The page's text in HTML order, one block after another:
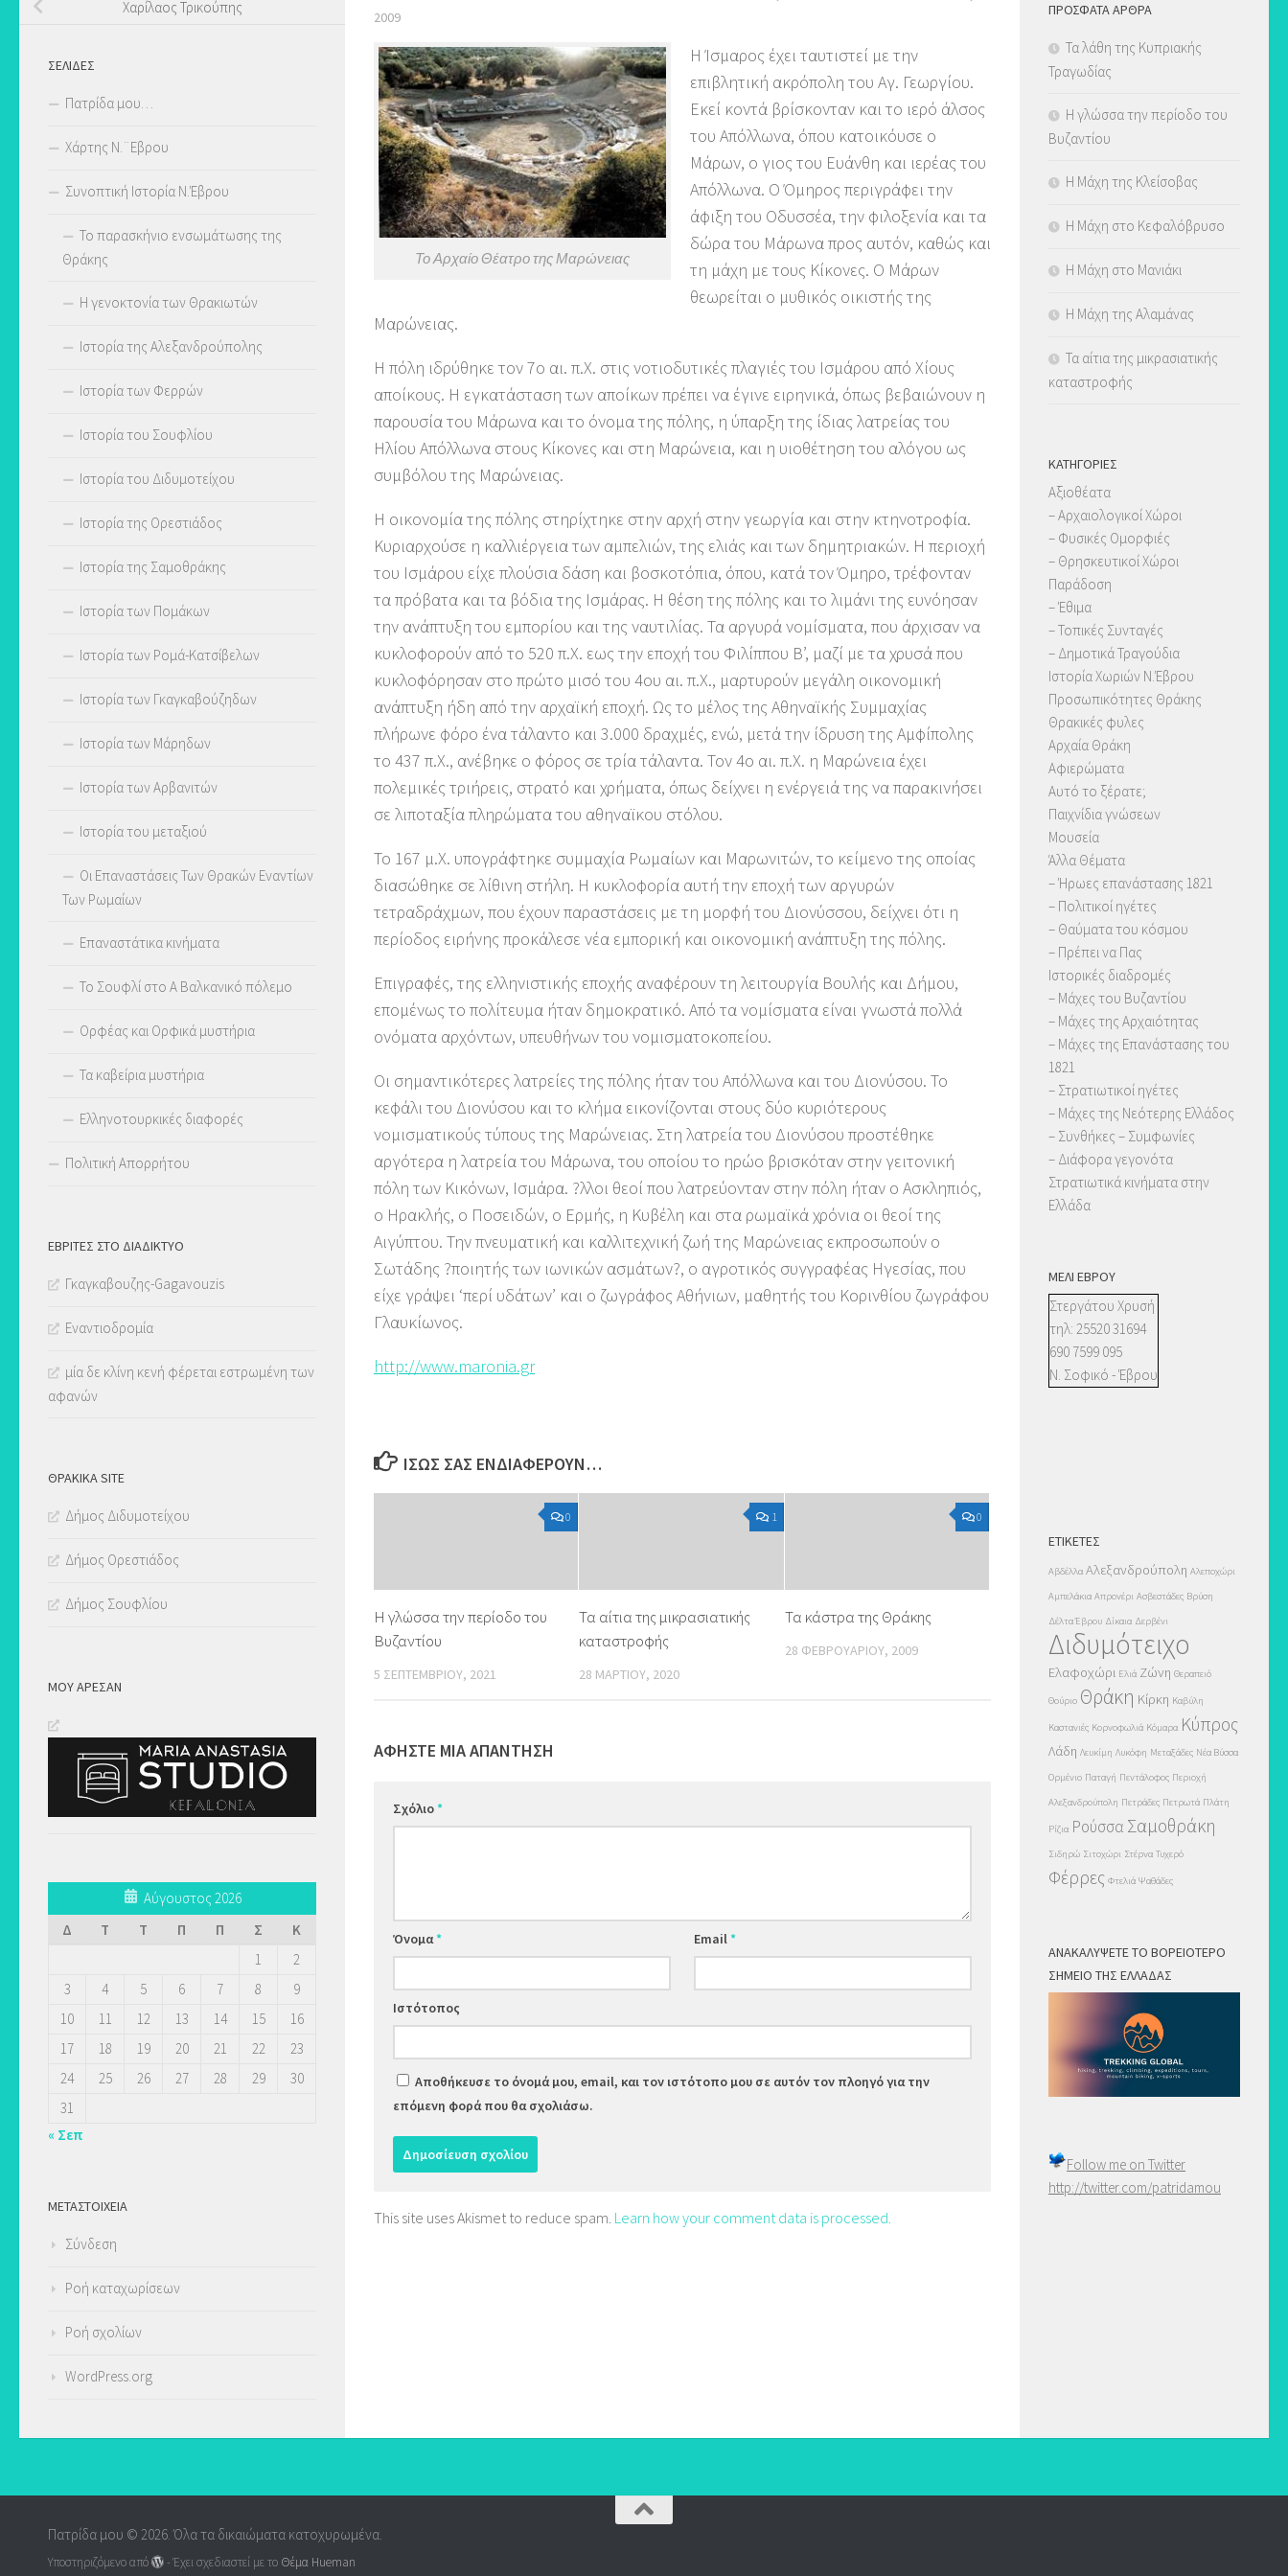
2009
Το Αρχαίο Θέατρο της Μαρώνειας
Η Ίσμαρος έχει ταυτιστεί με την
επιβλητική ακρόπολη του Αγ. Γεωργίου.
Εκεί κοντά βρίσκονταν και το ιερό άλσος
του Απόλλωνα, όπου κατοικόυσε ο
Μάρων, ο γιος του Ευάνθη και ιερέας του
Απόλλωνα. Ο Όμηρος περιγράφει την
άφιξη του Οδυσσέα, την φιλοξενία και τα
δώρα του Μάρωνα προς αυτόν, καθώς και
τη μάχη με τους Κίκονες. Ο Μάρων
θεωρείται ο μυθικός οικιστής της
Μαρώνειας.
Η πόλη ιδρύθηκε τον 7ο αι. π.Χ. στις νοτιοδυτικές πλαγιές του Ισμάρου από Χίους
αποίκους. Η εγκατάσταση των αποίκων πρέπει να έγινε ειρηνικά, όπως βεβαιώνουν η
παρουσία του Μάρωνα και το όνομα της πόλης, η ύπαρξη της ίδιας λατρείας του
Ηλίου Απόλλωνα στους Κίκονες και στη Μαρώνεια, και η υιοθέτηση του αλόγου ως
συμβόλου της Μαρώνειας.
Η οικονομία της πόλης στηρίχτηκε στην αρχή στην γεωργία και στην κτηνοτροφία.
Κυριαρχούσε η καλλιέργεια των αμπελιών, της ελιάς και των δημητριακών. Η περιοχή
του Ισμάρου είχε πλούσια δάση και βοσκοτόπια, όπου, κατά τον Όμηρο, τρέφονταν
τα πρόβατα και τα βόδια της Ισμάρας. Η θέση της πόλης και το λιμάνι της ευνόησαν
την ανάπτυξη του εμπορίου και της ναυτιλίας. Τα αργυρά νομίσματα, που άρχισαν να
κυκλοφορούν από το 520 π.Χ. εως την εποχή του Φιλίππου Β’, μαζί με τα χρυσά που
κυκλοφόρησαν στο πρώτο μισό του 4ου αι. π.Χ., μαρτυρούν μεγάλη οικονομική
ανάπτυξη ήδη από την αρχαϊκή εποχή. Ως το μέλος της Αθηναϊκής Συμμαχίας
πλήρωνε φόρο ένα τάλαντο και 3.000 δραχμές, ενώ, μετά την ίδρυση της Αμφίπολης
το 437 π.Χ., ανέβηκε ο φόρος σε τρία τάλαντα. Τον 4ο αι. π.Χ. η Μαρώνεια έχει
πολεμικές τριήρεις, στρατό και χρήματα, όπως δείχνει η ενέργειά της να παρακινήσει
σε λιποταξία πληρώματα του αθηναϊκου στόλου.
Το 167 μ.Χ. υπογράφτηκε συμμαχία Ρωμαίων και Μαρωνιτών, το κείμενο της οποίας
διασώθηκε σε λίθινη στήλη. Η κυκλοφορία αυτή την εποχή των αργυρών
τετραδράχμων, που έχουν παραστάσεις με τη μορφή του Διονύσσου, δείχνει ότι η
περίοδος ειρήνης προκάλεσε νέα εμπορική και οικονομική ανάπτυξη της πόλης.
Επιγραφές, της ελληνιστικής εποχής αναφέρουν τη λειτουργία Βουλής και Δήμου,
επομένως το πολίτευμα ήταν δημοκρατικό. Από τα νομίσματα είναι γνωστά πολλά
ονόματα αρχόντων, υπευθήνων του νομισματοκοπείου.
Οι σημαντικότερες λατρείες της πόλης ήταν του Απόλλωνα και του Διονύσου. Το
κεφάλι του Διονύσου και το κλήμα εικονίζονται στους δύο κυριότερους
νομισματικούς τύπους της Μαρώνειας. Στη λατρεία του Διονύσου προστέθηκε
αργότερα η λατρεία του Μάρωνα, του οποίου το ηρώο βρισκόταν στην γειτονική
πόλη των Κικόνων, Ισμάρα. ?λλοι θεοί που λατρεύονταν στην πόλη ήταν ο Ασκληπιός,
ο Ηρακλής, ο Ποσειδών, ο Ερμής, η Κυβέλη και στα ρωμαϊκά χρόνια οι θεοί της
Αιγύπτου. Την πνευματική και καλλιτεχνική ζωή της Μαρώνειας εκπροσωπούν ο
Σωτάδης ?ποιητής των ιωνικών ασμάτων?, ο αγροτικός συγγραφέας Ηγεσίας, που
είχε γράψει ‘περί υδάτων’ και ο ζωγράφος Αθήνιων, μαθητής του Κορινθίου ζωγράφου
Γλαυκίωνος.
http://www.maronia.gr
ΊΣΩΣ ΣΑΣ ΕΝΔΙΑΦΈΡΟΥΝ…
0
Η γλώσσα την περίοδο του
Βυζαντίου
5 ΣΕΠΤΕΜΒΡΊΟΥ, 2021
1
Τα αίτια της μικρασιατικής
καταστροφής
28 ΜΑΡΤΊΟΥ, 2020
0
Τα κάστρα της Θράκης
28 ΦΕΒΡΟΥΑΡΊΟΥ, 2009
ΑΦΉΣΤΕ ΜΙΑ ΑΠΆΝΤΗΣΗ
Σχόλιο*
Όνομα* Email*
Ιστότοπος
Αποθήκευσε το όνομά μου, email, και τον ιστότοπο μου σε αυτόν τον πλοηγό για την
επόμενη φορά που θα σχολιάσω.
This site uses Akismet to reduce spam. Learn how your comment data is processed.
Χαρίλαος Τρικούπης
ΣΕΛΊΔΕΣ
Πατρίδα μου…
Χάρτης Ν.¨Εβρου
Συνοπτική Ιστορία Ν.Έβρου
Το παρασκήνιο ενσωμάτωσης της
Θράκης
Η γενοκτονία των Θρακιωτών
Ιστορία της Αλεξανδρούπολης
Ιστορία των Φερρών
Ιστορία του Σουφλίου
Ιστορία του Διδυμοτείχου
Ιστορία της Ορεστιάδος
Ιστορία της Σαμοθράκης
Ιστορία των Πομάκων
Ιστορία των Ρομά-Κατσίβελων
Ιστορία των Γκαγκαβούζηδων
Ιστορία των Μάρηδων
Ιστορία των Αρβανιτών
Ιστορία του μεταξιού
Οι Επαναστάσεις Των Θρακών Εναντίων
Των Ρωμαίων
Επαναστάτικα κινήματα
Το Σουφλί στο Α Βαλκανικό πόλεμο
Ορφέας και Ορφικά μυστήρια
Τα καβείρια μυστήρια
Ελληνοτουρκικές διαφορές
Πολιτική Απορρήτου
ΕΒΡΊΤΕΣ ΣΤΟ ΔΙΑΔΊΚΤΥΟ
Γκαγκαβουζης-Gagavouzis
Εναντιοδρομία
μία δε κλίνη κενή φέρεται εστρωμένη των
αφανών
ΘΡΑΚΙΚΑ SITE
Δήμος Διδυμοτείχου
Δήμος Ορεστιάδος
Δήμος Σουφλίου
ΜΟΥ ΆΡΕΣΑΝ
Αύγουστος 2026
Δ
Τ Τ Π Π Σ
Κ
1
2
3
4 5 6 7 8
9
10
11 12 13 14 15
16
17
18 19 20 21 22
23
24
25 26 27 28 29
30
31
« Σεπ
ΜΕΤΑΣΤΟΙΧΕΊΑ
Σύνδεση
Ροή καταχωρίσεων
Ροή σχολίων
WordPress.org
ΠΡΌΣΦΑΤΑ ΆΡΘΡΑ
Τα λάθη της Κυπριακής
Τραγωδίας
Η γλώσσα την περίοδο του
Βυζαντίου
Η Μάχη της Κλείσοβας
Η Μάχη στο Κεφαλόβρυσο
Η Μάχη στο Μανιάκι
Η Μάχη της Αλαμάνας
Τα αίτια της μικρασιατικής
καταστροφής
KΑΤΗΓΟΡΊΕΣ
Αξιοθέατα
– Αρχαιολογικοί Χώροι
– Φυσικές Ομορφιές
– Θρησκευτικοί Χώροι
Παράδοση
– Έθιμα
– Τοπικές Συνταγές
– Δημοτικά Τραγούδια
Ιστορία Χωριών Ν.Έβρου
Προσωπικότητες Θράκης
Θρακικές φυλες
Αρχαία Θράκη
Αφιερώματα
Αυτό το ξέρατε;
Παιχνίδια γνώσεων
Μουσεία
Άλλα Θέματα
– Ήρωες επανάστασης 1821
– Πολιτικοί ηγέτες
– Θαύματα του κόσμου
– Πρέπει να Πας
Ιστορικές διαδρομές
– Μάχες του Βυζαντίου
– Μάχες της Αρχαιότητας
– Μάχες της Επανάστασης του
1821
– Στρατιωτικοί ηγέτες
– Μάχες της Νεότερης Ελλάδος
– Συνθήκες – Συμφωνίες
– Διάφορα γεγονότα
Στρατιωτικά κινήματα στην
Ελλάδα
ΜΈΛΙ ΈΒΡΟΥ
Στεργάτου Χρυσή
τηλ: 25520 31694
690 7599 095
Ν. Σοφικό - Έβρου
ΕΤΙΚΈΤΕΣ
Αβδέλλα Αλεξανδρούπολη Αλεποχώρι
Αμπελάκια Απρονέρι Ασβεστάδες Βρύση
Δέλτα Έβρου Δίκαια Δερβένι
Διδυμότειχο
Ελαφοχώρι Ελιά Ζώνη Θεραπειό
Θούριο Θράκη Κίρκη Καβύλη
Καστανιές Κορνοφωλιά Κόμαρα Κύπρος
Λάδη Λευκίμη Λυκόφη Μεταξάδες Νέα Βύσσα
Ορμένιο Παταγή Πεντάλοφος Περιοχή
Αλεξανδρούπολη Πετράδες Πετρωτά Πλάτη
Ρίζια Ρούσσα Σαμοθράκη
Σιδηρώ Σιτοχώρι Στέρνα Τυχερό
Φέρρες Φτελιά Ψαθάδες
ΑΝΑΚΑΛΎΨΕΤΕ ΤΟ ΒΟΡΕΙΌΤΕΡΟ
ΣΗΜΕΊΟ ΤΗΣ ΕΛΛΆΔΑΣ
Follow me on Twitter
http://twitter.com/patridamou
Πατρίδα μου © 2026. Όλα τα δικαιώματα κατοχυρωμένα.
Υποστηριζόμενο από - Έχει σχεδιαστεί με το Θέμα Ηueman